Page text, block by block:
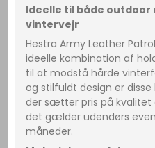
Ideelle til både outdoor
vintervejr
Hestra Army Leather
ideelle kombination af
til at modstå hårde
og stilfuldt design er
der sætter pris på kvalitet
det gælder udendørs
måneder.